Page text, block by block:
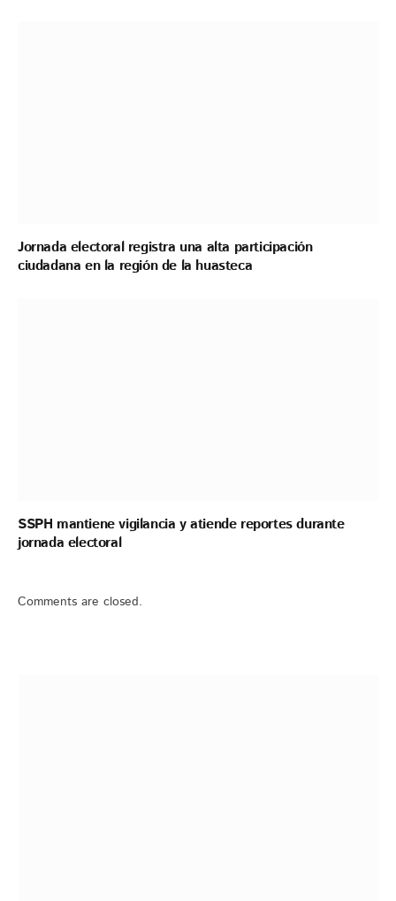
Jornada electoral registra una alta participación
ciudadana en la región de la huasteca
SSPH mantiene vigilancia y atiende reportes durante
jornada electoral
Comments are closed.